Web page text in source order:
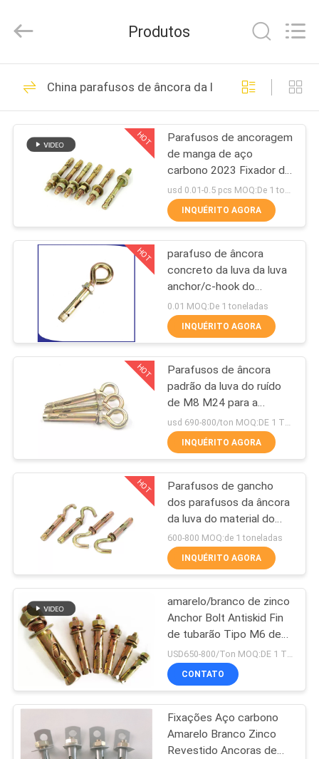
CASA
PRODUTOS
SOBRE
EXCURSÃO
FÁBRICA
CONTROLE
DA
QUALIDADE
CONTACTE-
UMAS
CITAÇÕES
MAPA
DO
SITE
PRIVACY
POLICY
AND
EXPORT
All
Reserved.
Parafusos de
âncora do metal
86
Parafusos de
âncora da fixação
36
Gota na âncora
50
Parafuso de âncora
da expansão
54
parafusos de
âncora da luva
94
Produtos
China parafusos de âncora da luva
HOT
Parafusos de ancoragem
de manga de aço
carbono 2023 Fixador de
fábrica M10 Ancoragem
de manga
usd 0.01-0.5 pcs MOQ:De 1 toneladas
INQUÉRITO AGORA
HOT
parafuso de âncora
concreto da luva da luva
anchor/c-hook do
parafuso de olho do
metal
0.01 MOQ:De 1 toneladas
INQUÉRITO AGORA
HOT
Parafusos de âncora
padrão da luva do ruído
de M8 M24 para a
construção
INQUÉRITO AGORA
HOT
Parafusos de gancho
dos parafusos da âncora
da luva do material do
ferro com cor amarela
do zinco
600-800 MOQ:de 1 toneladas
INQUÉRITO AGORA
amarelo/branco de zinco
Anchor Bolt Antiskid Fin
de tubarão Tipo M6 de
zinco plantado acabado USD650-800/Ton MOQ:DE 1 TONELADAS
CONTATO
Fixações Aço carbono
Amarelo Branco Zinco
Revestido Ancoras de